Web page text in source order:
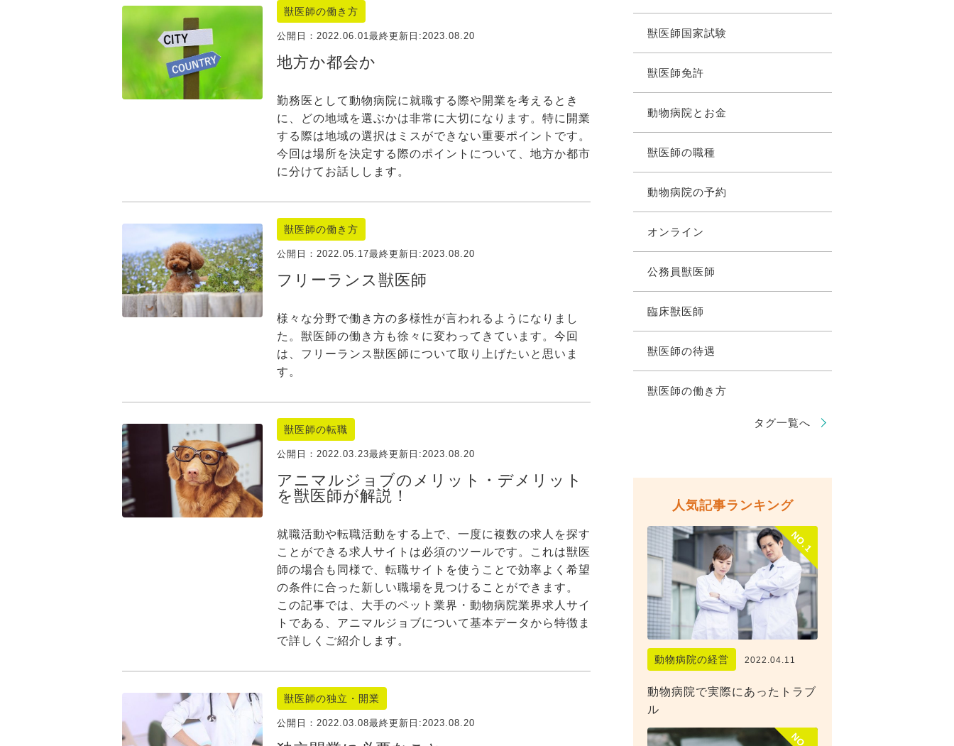
獣医師の働き方
公開日： 2022.06.01最終更新日:2023.08.20
地方か都会か
勤務医として動物病院に就職する際や開業を考えるとき
に、どの地域を選ぶかは非常に大切になります。特に開業
する際は地域の選択はミスができない重要ポイントです。
今回は場所を決定する際のポイントについて、地方か都市
に分けてお話しします。
獣医師の働き方
公開日： 2022.05.17最終更新日:2023.08.20
フリーランス獣医師
様々な分野で働き方の多様性が言われるようになりまし
た。獣医師の働き方も徐々に変わってきています。今回
は、フリーランス獣医師について取り上げたいと思いま
す。
獣医師の転職
公開日： 2022.03.23最終更新日:2023.08.20
アニマルジョブのメリット・デメリット
を獣医師が解説！
就職活動や転職活動をする上で、一度に複数の求人を探す
ことができる求人サイトは必須のツールです。これは獣医
師の場合も同様で、転職サイトを使うことで効率よく希望
の条件に合った新しい職場を見つけることができます。
この記事では、大手のペット業界・動物病院業界求人サイ
トである、アニマルジョブについて基本データから特徴ま
で詳しくご紹介します。
獣医師の独立・開業
公開日： 2022.03.08最終更新日:2023.08.20
獣医師国家試験
獣医師免許
動物病院とお金
獣医師の職種
動物病院の予約
オンライン
公務員獣医師
臨床獣医師
獣医師の待遇
獣医師の働き方
タグ一覧へ
人気記事ランキング
NO.1
動物病院の経営 2022.04.11
動物病院で実際にあったトラブ
ル